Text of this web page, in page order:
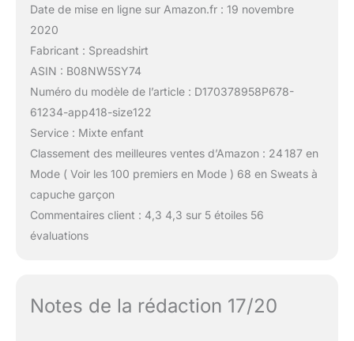
Date de mise en ligne sur Amazon.fr : 19 novembre
2020
Fabricant : Spreadshirt
ASIN : B08NW5SY74
Numéro du modèle de l’article : D170378958P678-
61234-app418-size122
Service : Mixte enfant
Classement des meilleures ventes d’Amazon : 24 187 en
Mode ( Voir les 100 premiers en Mode ) 68 en Sweats à
capuche garçon
Commentaires client : 4,3 4,3 sur 5 étoiles 56
évaluations
Notes de la rédaction 17/20